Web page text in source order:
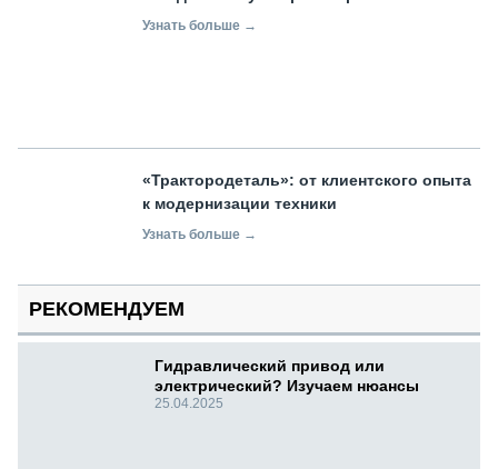
Узнать больше →
«Трактородеталь»: от клиентского опыта
к модернизации техники
Узнать больше →
РЕКОМЕНДУЕМ
Гидравлический привод или
электрический? Изучаем нюансы
25.04.2025